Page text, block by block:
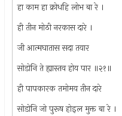
हा काम हा क्रोधहि लोभ बा रे ।
ही तीन मोठी नरकास दारे ।
जी आत्मघातास सदा तयार
सोडोनि ते ह्यास्तव होय पार ॥२१॥
ही पापकारक तमोमय तीन दारे
सोडोनि जो पुरूष होइल मुक्त बा रे ।